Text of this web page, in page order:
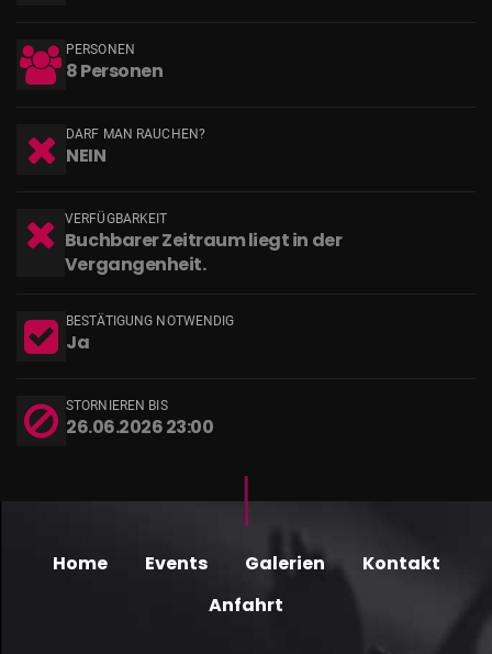
PERSONEN
8 Personen
DARF MAN RAUCHEN?
NEIN
VERFÜGBARKEIT
Buchbarer Zeitraum liegt in der
Vergangenheit.
BESTÄTIGUNG NOTWENDIG
Ja
STORNIEREN BIS
26.06.2026 23:00
Home Events Galerien
Kontakt
Anfahrt